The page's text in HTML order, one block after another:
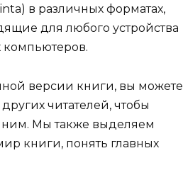
в различных форматах,
для любого устройства
компьютеров.
версии книги, вы можете
читателей, чтобы
ним. Мы также выделяем
книги, понять главных